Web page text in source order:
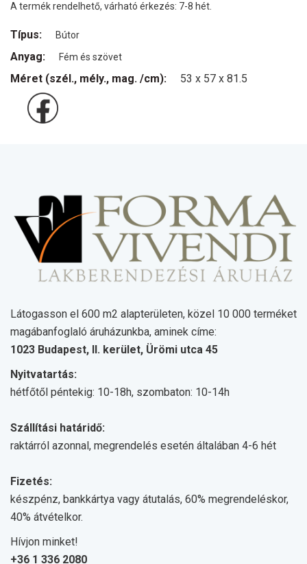
A termék rendelhető, várható érkezés: 7-8 hét.
Típus: Bútor
Anyag: Fém és szövet
Méret (szél., mély., mag. /cm): 53 x 57 x 81.5
Látogasson el 600 m2 alapterületen, közel 10 000 terméket
magábanfoglaló áruházunkba, aminek címe:
1023 Budapest, II. kerület, Ürömi utca 45
Nyitvatartás:
hétfőtől péntekig: 10-18h, szombaton: 10-14h
Szállítási határidő:
raktárról azonnal, megrendelés esetén általában 4-6 hét
Fizetés:
készpénz, bankkártya vagy átutalás, 60% megrendeléskor,
40% átvételkor.
Hívjon minket!
+36 1 336 2080